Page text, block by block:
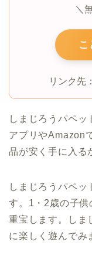
＼
こ
リンク先：
しまじろうパペッ
アプリやAmazon
品が安く手に入る
しまじろうパペッ
す。1・2歳の子供
重宝します。しま
に楽しく遊んでみ